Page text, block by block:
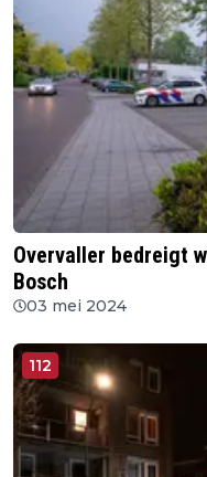
Overvaller bedreigt
Bosch
03 mei 2024
112